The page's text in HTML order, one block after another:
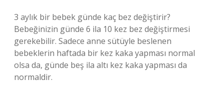
3 aylık bir bebek günde kaç bez değiştirir?
Bebeğinizin günde 6 ila 10 kez bez değiştirmesi
gerekebilir. Sadece anne sütüyle beslenen
bebeklerin haftada bir kez kaka yapması normal
olsa da, günde beş ila altı kez kaka yapması da
normaldir.